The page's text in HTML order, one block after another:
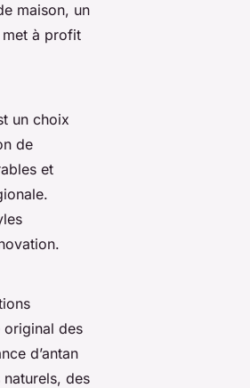
maison, un
à profit
un choix
de
et
original des
d’antan
des